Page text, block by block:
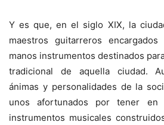
Y es que, en el siglo XIX, la
maestros guitarreros
manos instrumentos destinados
tradicional de aquella ciudad.
ánimas y personalidades de la
unos afortunados por tener en
instrumentos musicales